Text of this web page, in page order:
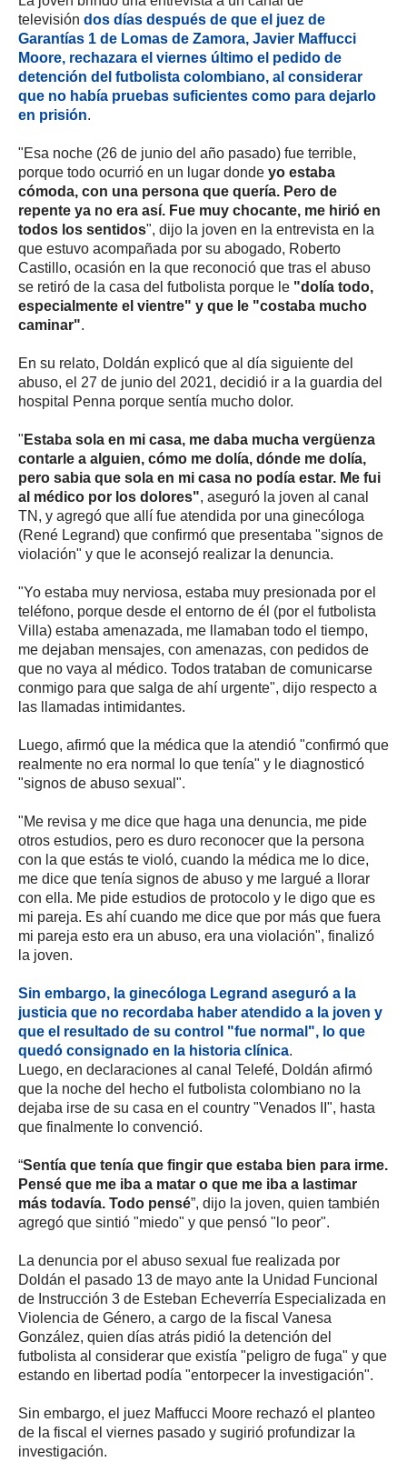
televisión dos días después de que el juez de
Garantías 1 de Lomas de Zamora, Javier Maffucci
Moore, rechazara el viernes último el pedido de
detención del futbolista colombiano, al considerar
que no había pruebas suficientes como para dejarlo
en prisión.
"Esa noche (26 de junio del año pasado) fue terrible,
porque todo ocurrió en un lugar donde yo estaba
cómoda, con una persona que quería. Pero de
repente ya no era así. Fue muy chocante, me hirió en
todos los sentidos", dijo la joven en la entrevista en la
que estuvo acompañada por su abogado, Roberto
Castillo, ocasión en la que reconoció que tras el abuso
se retiró de la casa del futbolista porque le "dolía todo,
especialmente el vientre" y que le "costaba mucho
caminar".
En su relato, Doldán explicó que al día siguiente del
abuso, el 27 de junio del 2021, decidió ir a la guardia del
hospital Penna porque sentía mucho dolor.
" Estaba sola en mi casa, me daba mucha vergüenza
contarle a alguien, cómo me dolía, dónde me dolía,
pero sabia que sola en mi casa no podía estar. Me fui
al médico por los dolores", aseguró la joven al canal
TN, y agregó que allí fue atendida por una ginecóloga
(René Legrand) que confirmó que presentaba "signos de
violación" y que le aconsejó realizar la denuncia.
"Yo estaba muy nerviosa, estaba muy presionada por el
teléfono, porque desde el entorno de él (por el futbolista
Villa) estaba amenazada, me llamaban todo el tiempo,
me dejaban mensajes, con amenazas, con pedidos de
que no vaya al médico. Todos trataban de comunicarse
conmigo para que salga de ahí urgente", dijo respecto a
las llamadas intimidantes.
Luego, afirmó que la médica que la atendió "confirmó que
realmente no era normal lo que tenía" y le diagnosticó
"signos de abuso sexual".
"Me revisa y me dice que haga una denuncia, me pide
otros estudios, pero es duro reconocer que la persona
con la que estás te violó, cuando la médica me lo dice,
me dice que tenía signos de abuso y me largué a llorar
con ella. Me pide estudios de protocolo y le digo que es
mi pareja. Es ahí cuando me dice que por más que fuera
mi pareja esto era un abuso, era una violación", finalizó
la joven.
Sin embargo, la ginecóloga Legrand aseguró a la
justicia que no recordaba haber atendido a la joven y
que el resultado de su control "fue normal", lo que
quedó consignado en la historia clínica.
Luego, en declaraciones al canal Telefé, Doldán afirmó
que la noche del hecho el futbolista colombiano no la
dejaba irse de su casa en el country "Venados II", hasta
que finalmente lo convenció.
“Sentía que tenía que fingir que estaba bien para irme.
Pensé que me iba a matar o que me iba a lastimar
más todavía. Todo pensé”, dijo la joven, quien también
agregó que sintió "miedo" y que pensó "lo peor".
La denuncia por el abuso sexual fue realizada por
Doldán el pasado 13 de mayo ante la Unidad Funcional
de Instrucción 3 de Esteban Echeverría Especializada en
Violencia de Género, a cargo de la fiscal Vanesa
González, quien días atrás pidió la detención del
futbolista al considerar que existía "peligro de fuga" y que
estando en libertad podía "entorpecer la investigación".
Sin embargo, el juez Maffucci Moore rechazó el planteo
de la fiscal el viernes pasado y sugirió profundizar la
investigación.